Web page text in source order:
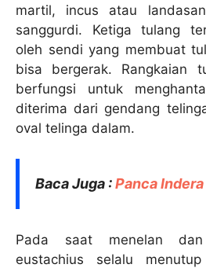
martil, incus atau
sanggurdi. Ketiga tulang
oleh sendi yang membuat
bisa bergerak. Rangkaian
berfungsi untuk
diterima dari gendang
oval telinga dalam.
Baca Juga :Panca
Pada saat menelan
eustachius selalu